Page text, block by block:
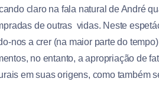
claro na fala natural de André
de outras vidas. Neste
nos a crer (na maior parte do
no entanto, a apropriação de
em suas origens, como também